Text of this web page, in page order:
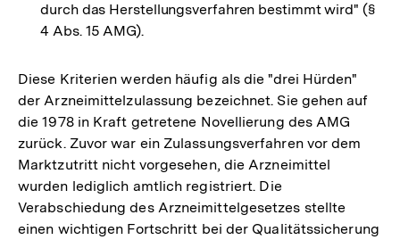
durch das Herstellungsverfahren bestimmt wird" (§
4 Abs. 15 AMG).
Diese Kriterien werden häufig als die "drei Hürden"
der Arzneimittelzulassung bezeichnet. Sie gehen auf
die 1978 in Kraft getretene Novellierung des AMG
zurück. Zuvor war ein Zulassungsverfahren vor dem
Marktzutritt nicht vorgesehen, die Arzneimittel
wurden lediglich amtlich registriert. Die
Verabschiedung des Arzneimittelgesetzes stellte
einen wichtigen Fortschritt bei der Qualitätssicherung